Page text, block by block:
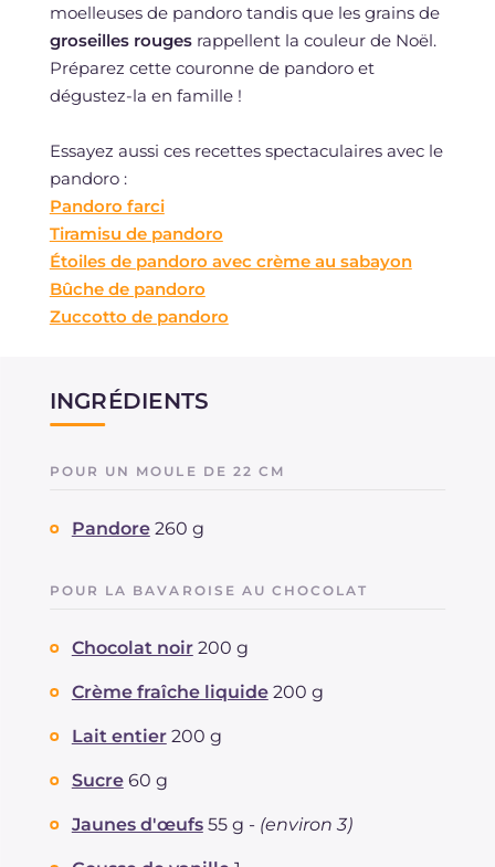
moelleuses de pandoro tandis que les grains de
groseilles rougesrappellent la couleur de Noël.
Préparez cette couronne de pandoro et
dégustez-la en famille !
Essayez aussi ces recettes spectaculaires avec le
pandoro :
Pandoro farci
Tiramisu de pandoro
Étoiles de pandoro avec crème au sabayon
Bûche de pandoro
Zuccotto de pandoro
INGRÉDIENTS
POUR UN MOULE DE 22 CM
Pandore 260 g
POUR LA BAVAROISE AU CHOCOLAT
Chocolat noir 200 g
Crème fraîche liquide 200 g
Lait entier 200 g
Sucre 60 g
Jaunes d'œufs 55 g - (environ 3)